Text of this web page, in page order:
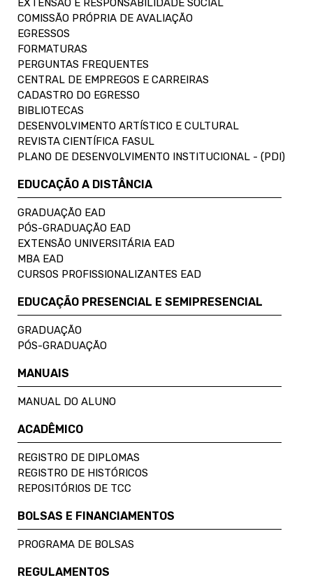
EXTENSÃO E RESPONSABILIDADE SOCIAL
COMISSÃO PRÓPRIA DE AVALIAÇÃO
EGRESSOS
FORMATURAS
PERGUNTAS FREQUENTES
CENTRAL DE EMPREGOS E CARREIRAS
CADASTRO DO EGRESSO
BIBLIOTECAS
DESENVOLVIMENTO ARTÍSTICO E CULTURAL
REVISTA CIENTÍFICA FASUL
PLANO DE DESENVOLVIMENTO INSTITUCIONAL - (PDI)
EDUCAÇÃO A DISTÂNCIA
GRADUAÇÃO EAD
PÓS-GRADUAÇÃO EAD
EXTENSÃO UNIVERSITÁRIA EAD
MBA EAD
CURSOS PROFISSIONALIZANTES EAD
EDUCAÇÃO PRESENCIAL E SEMIPRESENCIAL
GRADUAÇÃO
PÓS-GRADUAÇÃO
MANUAIS
MANUAL DO ALUNO
ACADÊMICO
REGISTRO DE DIPLOMAS
REGISTRO DE HISTÓRICOS
REPOSITÓRIOS DE TCC
BOLSAS E FINANCIAMENTOS
PROGRAMA DE BOLSAS
REGULAMENTOS